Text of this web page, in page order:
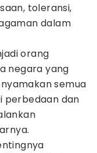
toleransi,
dalam
orang
negara yang
semua
perbedaan dan